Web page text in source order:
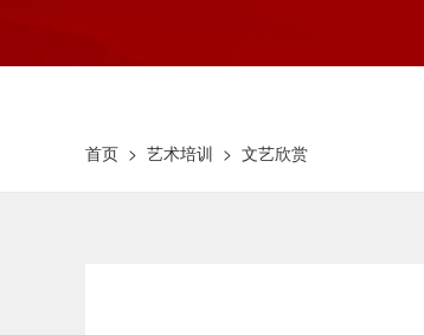
首页 > 艺术培训 > 文艺欣赏